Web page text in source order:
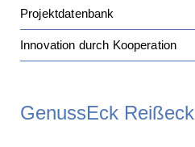
Projektdatenbank
Innovation durch Kooperation
GenussEck Reißeck